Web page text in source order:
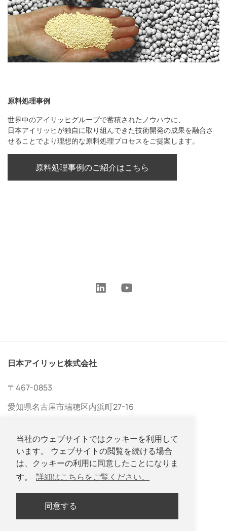
当社のウェブサイトではクッキーを利用して
います。 ウェブサイトの閲覧を続ける場合
は、クッキーの利用に同意したことになりま
す。
詳細はこちらをご覧ください。
同意する
原料処理事例
世界中のアイリッヒグループで蓄積されたノウハウに、
日本アイリッヒが独自に取り組んできた技術開発の成果を融合さ
せることでより理想的な原料処理プロセスをご提案します。
原料処理事例のご紹介はこちら
日本アイリッヒ株式会社
〒467-0853
愛知県名古屋市瑞穂区内浜町27-16
052-533-2578